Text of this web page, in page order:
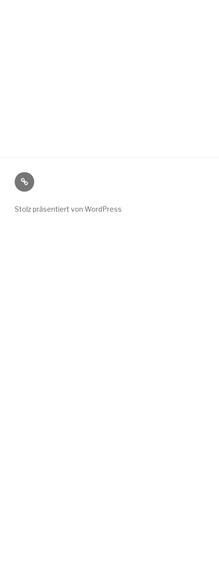
Wild
Wuchs
Instagram
Stolz präsentiert von WordPress